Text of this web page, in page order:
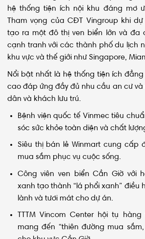
Tham vọng của CĐT Vingroup khi
tạo ra một đô thị ven biển lớn và đa
cạnh tranh với các thành phố du lịch
khu vực và thế giới như Singapore,
Nổi bật nhất là hệ thống tiện ích đẳng
cao đáp ứng đầy đủ nhu cầu an cư
dân và khách lưu trú.
Bệnh viện quốc tế Vinmec tiêu
sóc sức khỏe toàn diện và chất
Siêu thị bán lẻ Winmart cung cấp
mua sắm phục vụ cuộc sống.
Công viên ven biển Cần Giờ với
xanh tạo thành “lá phổi xanh” điều
lành và tươi mát cho dự án.
TTTM Vincom Center hội tụ hàng
mang đến “thiên đường mua
cho khu vực Cần Giờ.